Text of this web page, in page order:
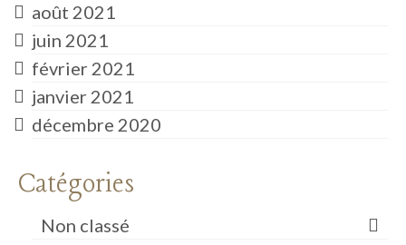
août 2021
juin 2021
février 2021
janvier 2021
décembre 2020
Catégories
Non classé